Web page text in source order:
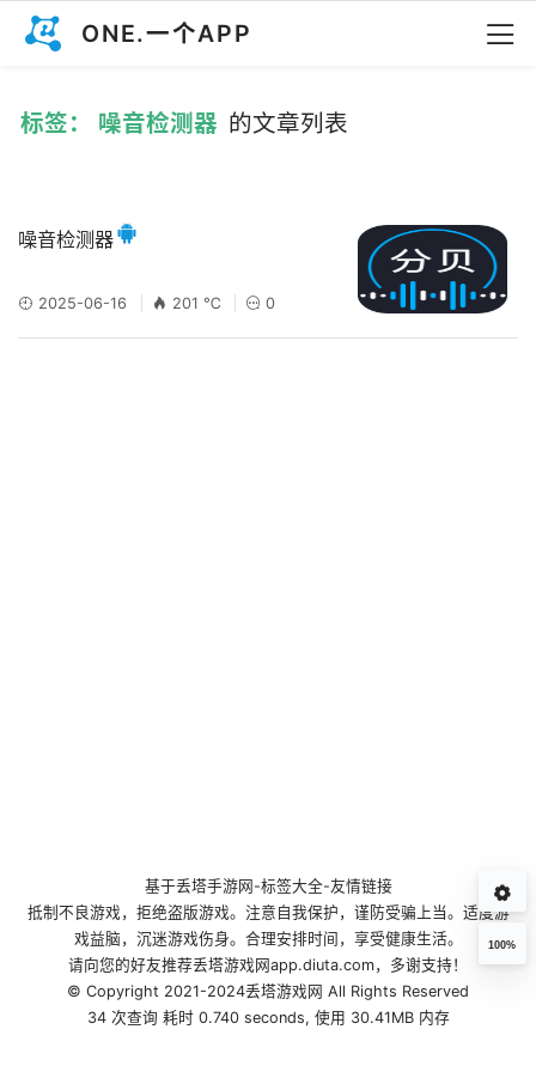
ONE.一个APP
标签： 噪音检测器 的文章列表
噪音检测器
2025-06-16 201 ℃ 0
100%
基于丢塔手游网 -标签大全-友情链接
抵制不良游戏，拒绝盗版游戏。注意自我保护，谨防受骗上当。适度游
戏益脑，沉迷游戏伤身。合理安排时间，享受健康生活。
请向您的好友推荐丢塔游戏网app.diuta.com，多谢支持！
© Copyright 2021-2024丢塔游戏网 All Rights Reserved
34 次查询 耗时 0.740 seconds, 使用 30.41MB 内存